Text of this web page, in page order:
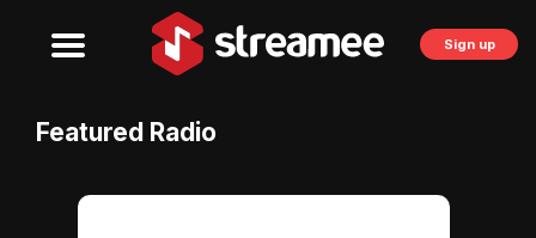
Sign up
Featured Radio